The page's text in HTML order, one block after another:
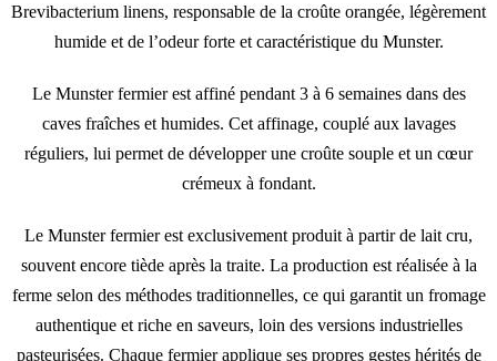
Brevibacterium linens, responsable de la croûte orangée, légèrement
humide et de l’odeur forte et caractéristique du Munster.
Le Munster fermier est affiné pendant 3 à 6 semaines dans des
caves fraîches et humides. Cet affinage, couplé aux lavages
réguliers, lui permet de développer une croûte souple et un cœur
crémeux à fondant.
Le Munster fermier est exclusivement produit à partir de lait cru,
souvent encore tiède après la traite. La production est réalisée à la
ferme selon des méthodes traditionnelles, ce qui garantit un fromage
authentique et riche en saveurs, loin des versions industrielles
pasteurisées. Chaque fermier applique ses propres gestes hérités de